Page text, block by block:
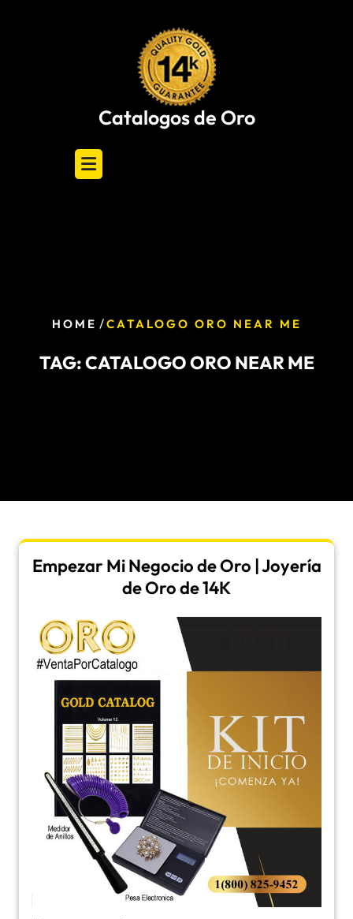
Catalogos de Oro
HOME /CATALOGO ORO NEAR ME
TAG:CATALOGO ORO NEAR ME
Empezar Mi Negocio de Oro | Joyería
de Oro de 14K